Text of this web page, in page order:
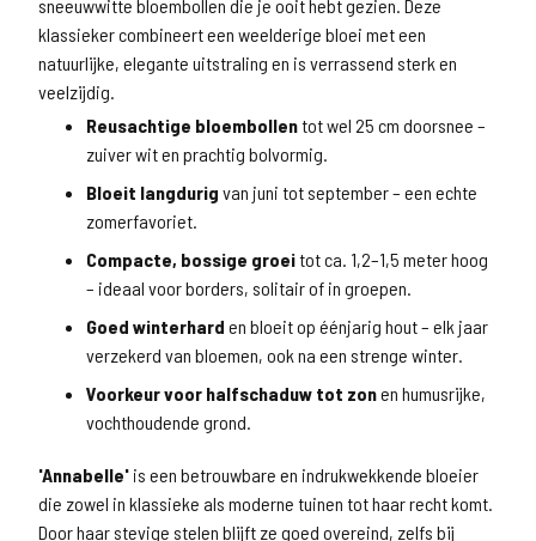
sneeuwwitte bloembollen die je ooit hebt gezien. Deze
klassieker combineert een weelderige bloei met een
natuurlijke, elegante uitstraling en is verrassend sterk en
veelzijdig.
Reusachtige bloembollentot wel 25 cm doorsnee –
zuiver wit en prachtig bolvormig.
Bloeit langdurig van juni tot september – een echte
zomerfavoriet.
Compacte, bossige groeitot ca. 1,2–1,5 meter hoog
– ideaal voor borders, solitair of in groepen.
Goed winterhard en bloeit op éénjarig hout – elk jaar
verzekerd van bloemen, ook na een strenge winter.
Voorkeur voor halfschaduw tot zonen humusrijke,
vochthoudende grond.
'Annabelle' is een betrouwbare en indrukwekkende bloeier
die zowel in klassieke als moderne tuinen tot haar recht komt.
Door haar stevige stelen blijft ze goed overeind, zelfs bij